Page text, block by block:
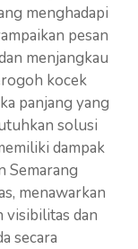
menghadapi
pesan
menjangkau
kocek
panjang yang
solusi
dampak
Semarang
menawarkan
visibilitas dan
secara